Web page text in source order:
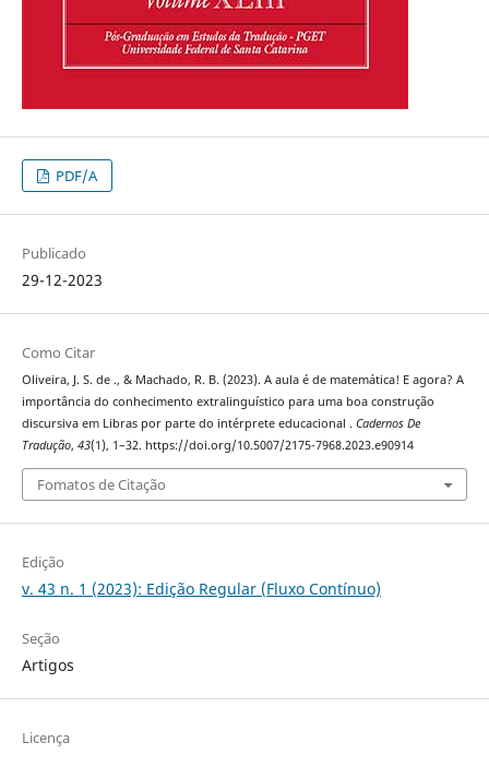
PDF/A
Publicado
29-12-2023
Como Citar
Oliveira, J. S. de ., & Machado, R. B. (2023). A aula é de matemática! E agora? A
importância do conhecimento extralinguístico para uma boa construção
discursiva em Libras por parte do intérprete educacional . Cadernos De
Tradução, 43(1), 1–32. https://doi.org/10.5007/2175-7968.2023.e90914
Fomatos de Citação
Edição
v. 43 n. 1 (2023): Edição Regular (Fluxo Contínuo)
Seção
Artigos
Licença